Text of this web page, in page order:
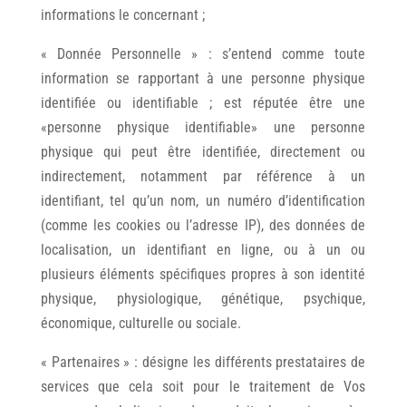
informations le concernant ;
« Donnée Personnelle » : s’entend comme toute
information se rapportant à une personne physique
identifiée ou identifiable ; est réputée être une
«personne physique identifiable» une personne
physique qui peut être identifiée, directement ou
indirectement, notamment par référence à un
identifiant, tel qu’un nom, un numéro d’identification
(comme les cookies ou l’adresse IP), des données de
localisation, un identifiant en ligne, ou à un ou
plusieurs éléments spécifiques propres à son identité
physique, physiologique, génétique, psychique,
économique, culturelle ou sociale.
« Partenaires » : désigne les différents prestataires de
services que cela soit pour le traitement de Vos